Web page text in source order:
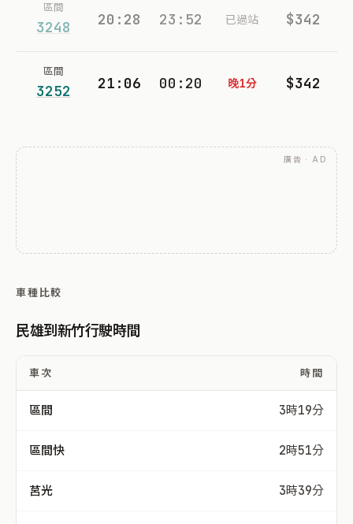
區間
3248 20:28 23:52 已過站 $342
區間
3252 21:06 00:20 晚1分 $342
廣告 · AD
車種比較
民雄到新竹行駛時間
車次 時間
區間 3時19分
區間快 2時51分
莒光 3時39分